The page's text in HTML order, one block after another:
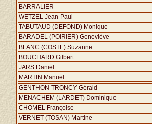
BARRALIER
WETZEL Jean-Paul
TABUTAUD (DEFOND) Monique
BARADEL (POIRIER) Geneviève
BLANC (COSTE) Suzanne
BOUCHARD Gilbert
JARS Daniel
MARTIN Manuel
GENTHON-TRONCY Gérald
MENACHEM (LARDET) Dominique
CHOMEL Françoise
VERNET (TOSAN) Martine